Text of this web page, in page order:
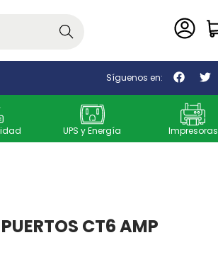
Buscar
Síguenos en:
UPS y Energía Impresoras
CT6 AMP